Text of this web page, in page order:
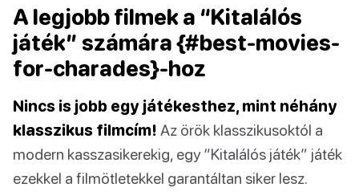
A legjobb filmek a “Kitalálós
játék” számára {#best-movies-
for-charades}-hoz
Nincs is jobb egy játékesthez, mint néhány
klasszikus filmcím! Az örök klasszikusoktól a
modern kasszasikerekig, egy “Kitalálós játék” játék
ezekkel a filmötletekkel garantáltan siker lesz.